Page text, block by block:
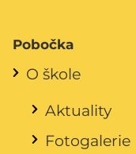
Pobočka
O škole
Aktuality
Fotogalerie